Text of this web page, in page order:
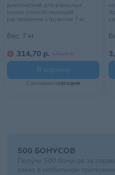
диетический для взрослых
кошек способствующий
растворению струвитов 7 кг
Вес: 7 кг
314,70 р. 370,23 р.
В корзину
Самовывозсегодня
500 БОНУСОВ
Получи 500 бонусов за
заказ в мобильном